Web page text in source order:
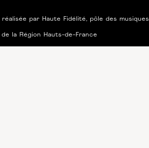
réalisée par Haute Fidélité, pôle des musiques
la Région Hauts-de-France